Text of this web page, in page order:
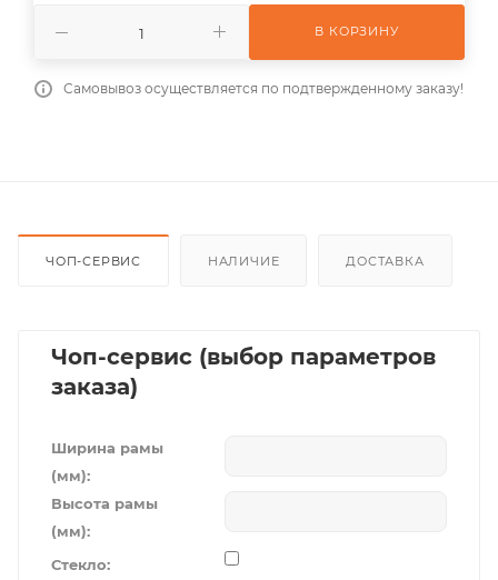
В КОРЗИНУ
Самовывоз осуществляется по подтвержденному заказу!
ЧОП-СЕРВИС НАЛИЧИЕ ДОСТАВКА
Чоп-сервис (выбор параметров
заказа)
Ширина рамы
(мм):
Высота рамы
(мм):
Стекло: